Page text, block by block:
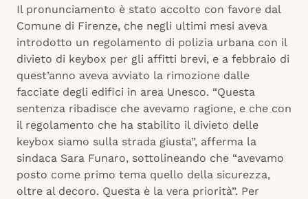
Il pronunciamento è stato accolto con favore dal
Comune di Firenze, che negli ultimi mesi aveva
introdotto un regolamento di polizia urbana con il
divieto di keybox per gli affitti brevi, e a febbraio di
quest’anno aveva avviato la rimozione dalle
facciate degli edifici in area Unesco. “Questa
sentenza ribadisce che avevamo ragione, e che con
il regolamento che ha stabilito il divieto delle
keybox siamo sulla strada giusta”, afferma la
sindaca Sara Funaro, sottolineando che “avevamo
posto come primo tema quello della sicurezza,
oltre al decoro. Questa è la vera priorità”. Per